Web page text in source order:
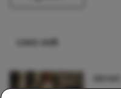
Lees ook